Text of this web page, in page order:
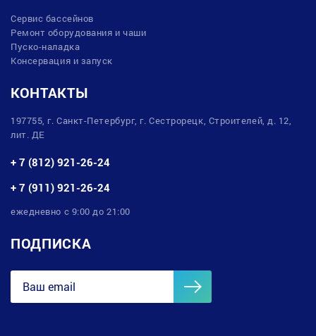
Сервис бассейнов
Ремонт оборудования и чаши
Пуско-наладка
Консервация и запуск
КОНТАКТЫ
197755, г. Санкт-Петербург, г. Сестрорецк, Строителей, д. 12,
лит. ДЕ
+ 7 (812) 921-26-24
+ 7 (911) 921-26-24
ежедневно с 9:00 до 21:00
ПОДПИСКА